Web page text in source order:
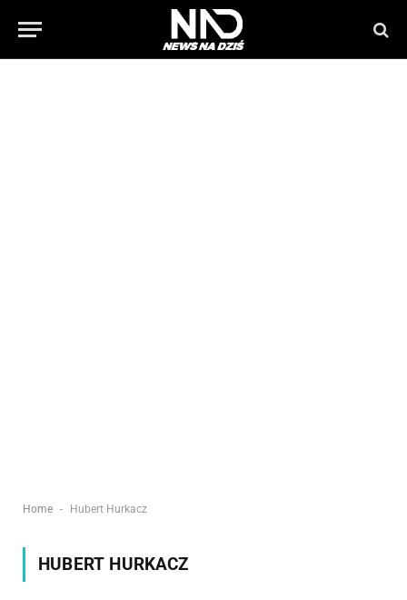
Home - Hubert Hurkacz
HUBERT HURKACZ